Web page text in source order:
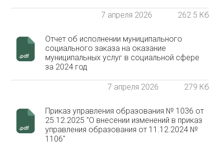
7 апреля 2026 262.5 Кб
Отчет об исполнении муниципального
социального заказа на оказание
муниципальных услуг в социальной сфере
за 2024 год
7 апреля 2026 279 Кб
Приказ управления образования № 1036 от
25.12.2025 "О внесении изменений в приказ
управления образования от 11.12.2024 №
1106"